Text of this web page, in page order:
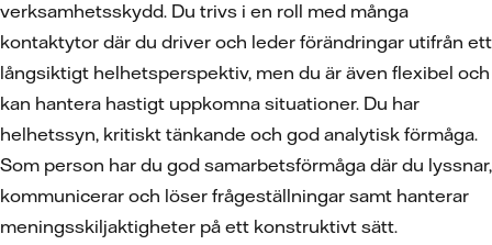
verksamhetsskydd. Du trivs i en roll med många
kontaktytor där du driver och leder förändringar utifrån ett
långsiktigt helhetsperspektiv, men du är även flexibel och
kan hantera hastigt uppkomna situationer. Du har
helhetssyn, kritiskt tänkande och god analytisk förmåga.
Som person har du god samarbetsförmåga där du lyssnar,
kommunicerar och löser frågeställningar samt hanterar
meningsskiljaktigheter på ett konstruktivt sätt.